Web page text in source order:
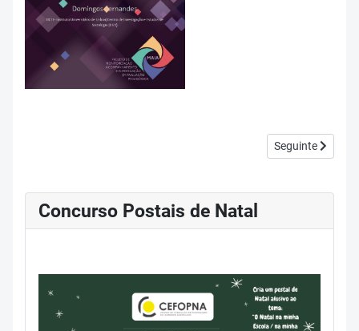
Artigo seguinte:
Seguinte
Concurso Postais de Natal